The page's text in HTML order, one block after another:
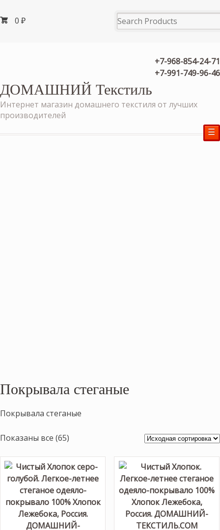
0 ₽
+7-968-854-24-71
+7-991-749-96-46
ДОМАШНИЙ Текстиль
Интернет магазин домашнего текстиля от лучших
производителей
☰
Покрывала стеганые
Покрывала стеганые
Показаны все (65)